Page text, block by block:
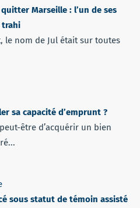
Marseille : l’un de ses
trahi
le nom de Jul était sur toutes
sa capacité d’emprunt ?
être d’acquérir un bien
sous statut de témoin assisté